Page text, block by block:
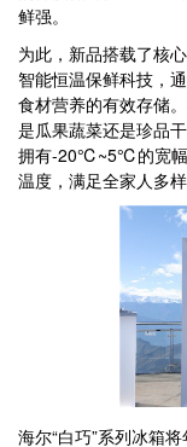
鲜强。
为此，新品搭载了核
智能恒温保鲜科技，
食材营养的有效存储
是瓜果蔬菜还是珍品
拥有-20℃~5℃的宽幅
温度，满足全家人多样
海尔“白巧”系列冰箱